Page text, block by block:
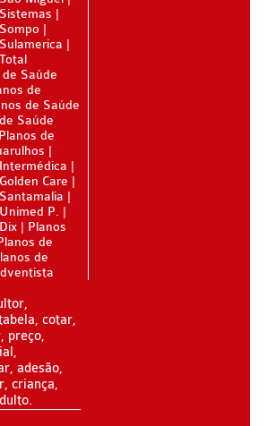
CASA MAUÁ
HEALTH
MEDICOL
MED TOUR
SEISA
AMR
HEALTH
SAÚDE ADESÃO
ADESÃO
DE SAÚDE ADESÃO
DE SAÚDE ADESÃO
SAÚDE ADESÃO
Saúde
de
de Saúde
Saúde
Planos de
Care
P.
Planos
de
de
cotar,
preço,
adesão,
criança,